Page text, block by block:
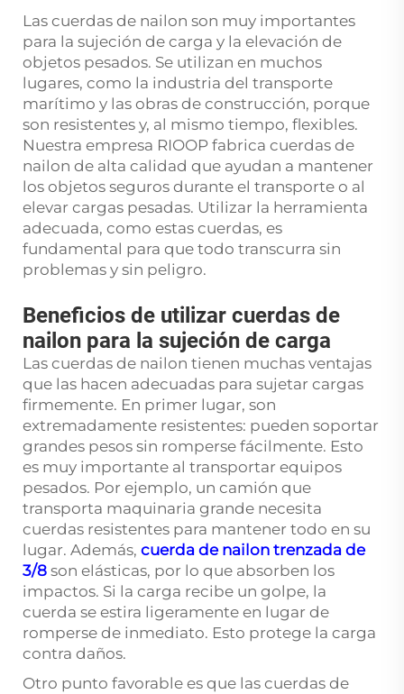
Las cuerdas de nailon son muy importantes
para la sujeción de carga y la elevación de
objetos pesados. Se utilizan en muchos
lugares, como la industria del transporte
marítimo y las obras de construcción, porque
son resistentes y, al mismo tiempo, flexibles.
Nuestra empresa RIOOP fabrica cuerdas de
nailon de alta calidad que ayudan a mantener
los objetos seguros durante el transporte o al
elevar cargas pesadas. Utilizar la herramienta
adecuada, como estas cuerdas, es
fundamental para que todo transcurra sin
problemas y sin peligro.
Beneficios de utilizar cuerdas de
nailon para la sujeción de carga
Las cuerdas de nailon tienen muchas ventajas
que las hacen adecuadas para sujetar cargas
firmemente. En primer lugar, son
extremadamente resistentes: pueden soportar
grandes pesos sin romperse fácilmente. Esto
es muy importante al transportar equipos
pesados. Por ejemplo, un camión que
transporta maquinaria grande necesita
cuerdas resistentes para mantener todo en su
lugar. Además, cuerda de nailon trenzada de
3/8 son elásticas, por lo que absorben los
impactos. Si la carga recibe un golpe, la
cuerda se estira ligeramente en lugar de
romperse de inmediato. Esto protege la carga
contra daños.
Otro punto favorable es que las cuerdas de